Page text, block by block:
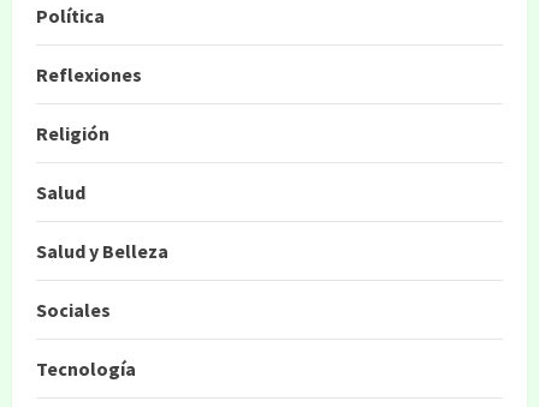
Política
Reflexiones
Religión
Salud
Salud y Belleza
Sociales
Tecnología